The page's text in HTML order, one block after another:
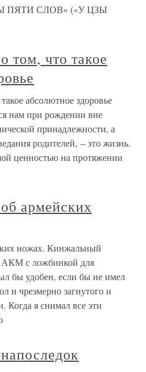
ПЯТИ СЛОВ» («У ЦЗЫ
том, что такое
абсолютное здоровье
нам при рождении вне
принадлежности, а
родителей, – это жизнь.
ценностью на протяжении
армейских
ножах. Кинжальный
АКМ с ложбинкой для
бы удобен, если бы не имел
и чрезмерно загнутого и
Когда я снимал все эти